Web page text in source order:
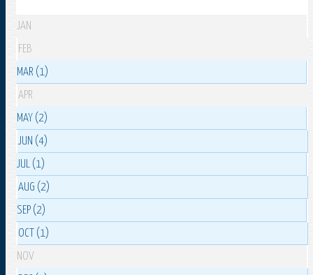
JAN
FEB
MAR (1)
APR
MAY (2)
JUN (4)
JUL (1)
AUG (2)
SEP (2)
OCT (1)
NOV